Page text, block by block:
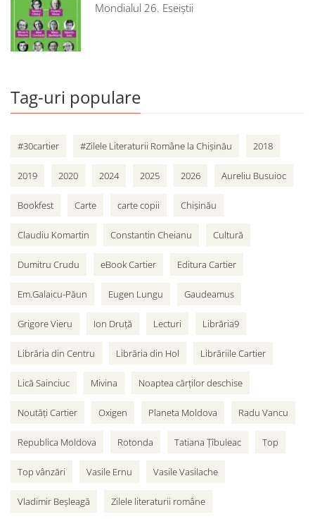
Mondialul 26. Eseiștii
Tag-uri populare
#30cartier #Zilele Literaturii Române la Chișinău 2018
2019 2020 2024 2025 2026 Aureliu Busuioc
Bookfest Carte carte copii Chișinău
Claudiu Komartin Constantin Cheianu Cultură
Dumitru Crudu eBook Cartier Editura Cartier
Em.Galaicu-Păun Eugen Lungu Gaudeamus
Grigore Vieru Ion Druță Lecturi Librăria9
Librăria din Centru Librăria din Hol Librăriile Cartier
Lică Sainciuc Mivina Noaptea cărților deschise
Noutăți Cartier Oxigen Planeta Moldova Radu Vancu
Republica Moldova Rotonda Tatiana Țîbuleac Top
Top vânzări Vasile Ernu Vasile Vasilache
Vladimir Beșleagă Zilele literaturii române